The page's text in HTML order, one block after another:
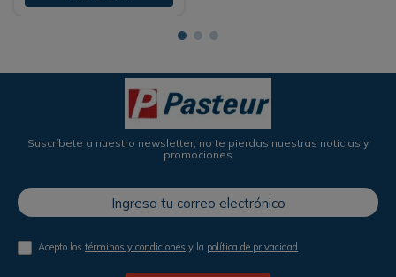
Suscríbete a nuestro newsletter, no te pierdas nuestras noticias y
promociones
Acepto lostérminos y condiciones y la política de privacidad